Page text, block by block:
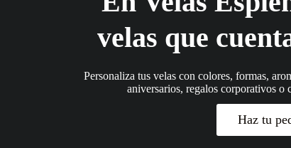
velas que
Personaliza tus velas con colores, formas,
aniversarios, regalos corporativos o
Haz tu